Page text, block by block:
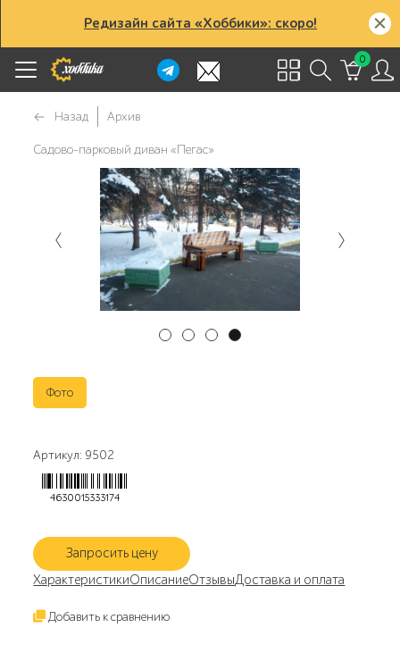
Редизайн сайта «Хоббики»: скоро!
0
Назад Архив
Садово-парковый диван «Пегас»
Фото
Артикул: 9502
4630015333174
Запросить цену
ХарактеристикиОписаниеОтзывыДоставка и оплата
Добавить к сравнению